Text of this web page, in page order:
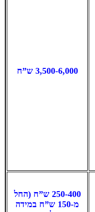
3,500-6,000 ש”ח
250-400 ש”ח (החל
מ-150 ש”ח במידה